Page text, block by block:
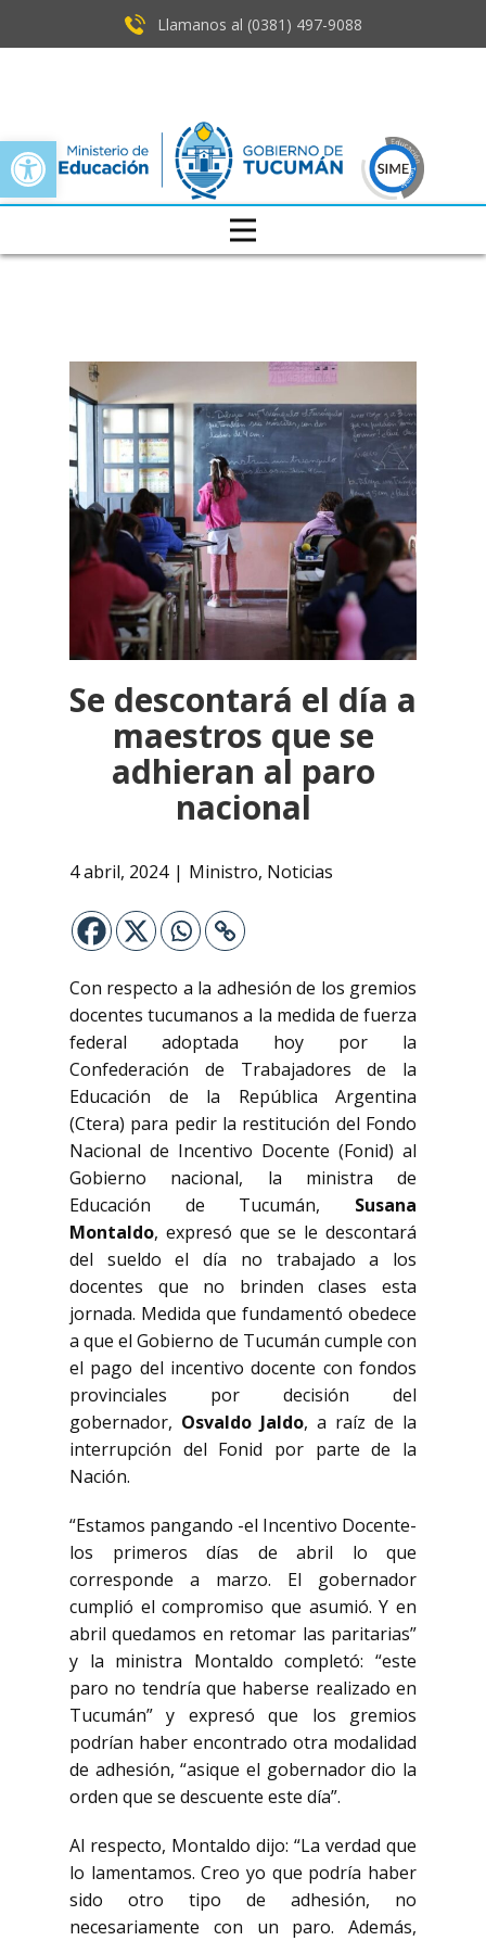
Open toolbar
Llamanos al (0381) ​497-9088
Se descontará el día a
maestros que se
adhieran al paro
nacional
4 abril, 2024 Ministro, Noticias
Con respecto a la adhesión de los gremios
docentes tucumanos a la medida de fuerza
federal adoptada hoy por la
Confederación de Trabajadores de la
Educación de la República Argentina
(Ctera) para pedir la restitución del Fondo
Nacional de Incentivo Docente (Fonid) al
Gobierno nacional, la ministra de
Educación de Tucumán, Susana
Montaldo, expresó que se le descontará
del sueldo el día no trabajado a los
docentes que no brinden clases esta
jornada. Medida que fundamentó obedece
a que el Gobierno de Tucumán cumple con
el pago del incentivo docente con fondos
provinciales por decisión del
gobernador, Osvaldo Jaldo, a raíz de la
interrupción del Fonid por parte de la
Nación.
“Estamos pangando -el Incentivo Docente-
los primeros días de abril lo que
corresponde a marzo. El gobernador
cumplió el compromiso que asumió. Y en
abril quedamos en retomar las paritarias”
y la ministra Montaldo completó: “este
paro no tendría que haberse realizado en
Tucumán” y expresó que los gremios
podrían haber encontrado otra modalidad
de adhesión, “asique el gobernador dio la
orden que se descuente este día”.
Al respecto, Montaldo dijo: “La verdad que
lo lamentamos. Creo yo que podría haber
sido otro tipo de adhesión, no
necesariamente con un paro. Además,